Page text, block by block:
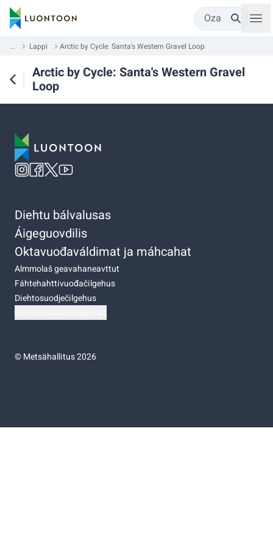
Oza
... Lappi Arctic by Cycle: Santa's Western Gravel Loop
Arctic by Cycle: Santa's Western Gravel
Loop
Diehtu bálvalusas
Áigeguovdilis
Oktavuođaváldimat ja máhcahat
Almmolaš geavahaneavttut
Fáhtehahttivuođačilgehus
Diehtosuodječilgehus
©Metsähallitus 2026